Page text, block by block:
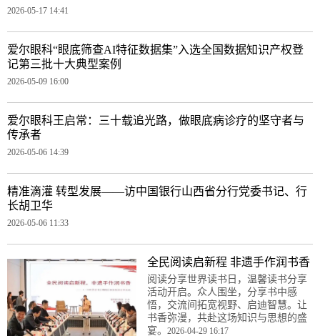
2026-05-17 14:41
爱尔眼科“眼底筛查AI特征数据集”入选全国数据知识产权登
记第三批十大典型案例
2026-05-09 16:00
爱尔眼科王启常：三十载追光路，做眼底病诊疗的坚守者与
传承者​
2026-05-06 14:39
精准滴灌 转型发展——访中国银行山西省分行党委书记、行
长胡卫华
2026-05-06 11:33
全民阅读启新程 非遗手作润书香
阅读分享世界读书日，温馨读书分享
活动开启。众人围坐，分享书中感
悟，交流间拓宽视野、启迪智慧。让
书香弥漫，共赴这场知识与思想的盛
宴。 2026-04-29 16:17